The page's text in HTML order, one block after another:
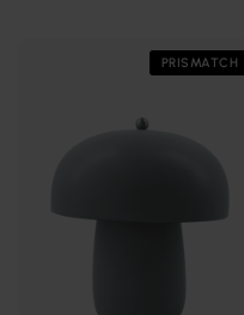
PRISMATCH